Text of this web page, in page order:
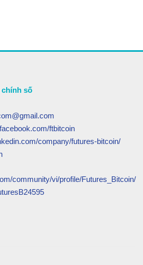
số
ftbitcoin
company/futures-bitcoin/
community/vi/profile/Futures_Bitcoin/